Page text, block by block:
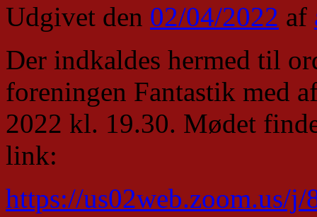
Udgivet den 02/04/2022 af
Der indkaldes hermed til
foreningen Fantastik med
2022 kl. 19.30. Mødet
link:
https://us02web.zoom.us/j/